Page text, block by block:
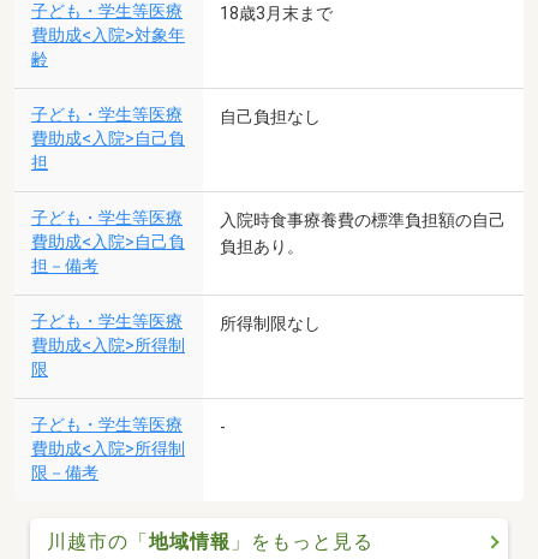
子ども・学生等医療
費助成<入院>対象年
齢
18歳3月末まで
子ども・学生等医療
費助成<入院>自己負
担
自己負担なし
子ども・学生等医療
費助成<入院>自己負
担－備考
入院時食事療養費の標準負担額の自己
負担あり。
子ども・学生等医療
費助成<入院>所得制
限
所得制限なし
子ども・学生等医療
費助成<入院>所得制
限－備考
-
川越市の「地域情報 」をもっと見る